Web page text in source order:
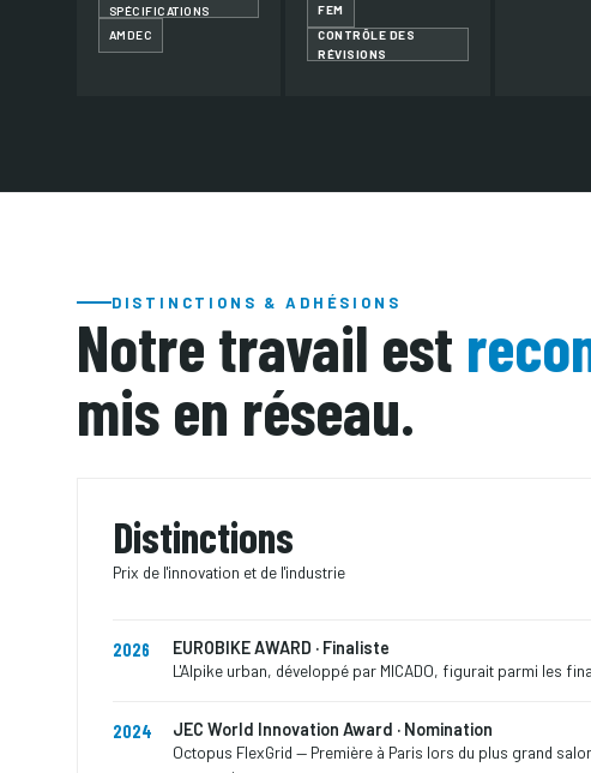
SPÉCIFICATIONS
AMDEC
FEM
CONTRÔLE DES
RÉVISIONS
DISTINCTIONS & ADHÉSIONS
Notre travail est
mis en réseau.
Distinctions
Prix de l'innovation et de l'industrie
2026
EUROBIKE AWARD · Finaliste
L'Alpike urban, développé par MICADO, figurait parmi les
2024
JEC World Innovation Award · Nomination
Octopus FlexGrid — Première à Paris lors du plus grand